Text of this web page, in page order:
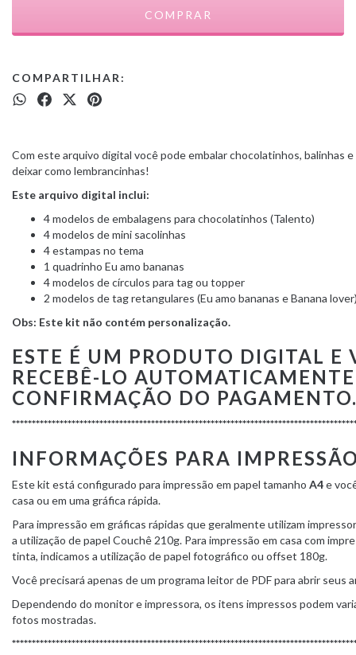
COMPARTILHAR:
Com este arquivo digital você pode embalar chocolatinhos, balinhas e
deixar como lembrancinhas!
Este arquivo digital inclui:
4 modelos de embalagens para chocolatinhos (Talento)
4 modelos de mini sacolinhas
4 estampas no tema
1 quadrinho Eu amo bananas
4 modelos de círculos para tag ou topper
2 modelos de tag retangulares (Eu amo bananas e Banana
Obs: Este kit não contém personalização.
ESTE É UM PRODUTO DIGITAL E
RECEBÊ-LO
CONFIRMAÇÃO DO
INFORMAÇÕES PARA
Este kit está configurado para impressão em papel tamanho A4e
casa ou em uma gráfica rápida.
Para impressão em gráficas rápidas que geralmente utilizam
a utilização de papel Couchê 210g. Para impressão em casa com
tinta, indicamos a utilização de papel fotográfico ou offset 180g.
Você precisará apenas de um programa leitor de PDF para abrir seus
Dependendo do monitor e impressora, os itens impressos podem
fotos mostradas.